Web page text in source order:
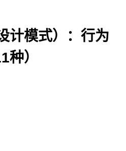
计模式）：行为
种）